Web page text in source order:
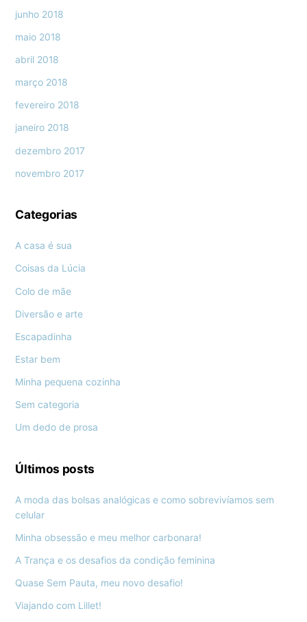
junho 2018
maio 2018
abril 2018
março 2018
fevereiro 2018
janeiro 2018
dezembro 2017
novembro 2017
Categorias
A casa é sua
Coisas da Lúcia
Colo de mãe
Diversão e arte
Escapadinha
Estar bem
Minha pequena cozinha
Sem categoria
Um dedo de prosa
Últimos posts
A moda das bolsas analógicas e como sobrevivíamos sem
celular
Minha obsessão e meu melhor carbonara!
A Trança e os desafios da condição feminina
Quase Sem Pauta, meu novo desafio!
Viajando com Lillet!